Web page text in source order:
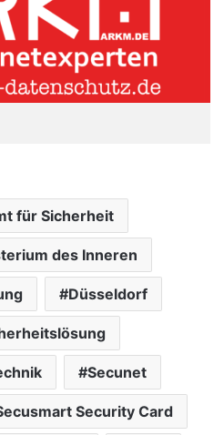
für Sicherheit
des Inneren
Düsseldorf
Secunet
Security Card